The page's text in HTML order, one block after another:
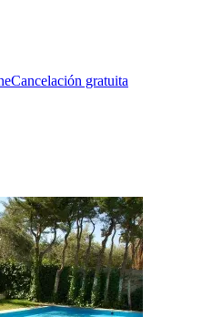
Cancelación gratuita